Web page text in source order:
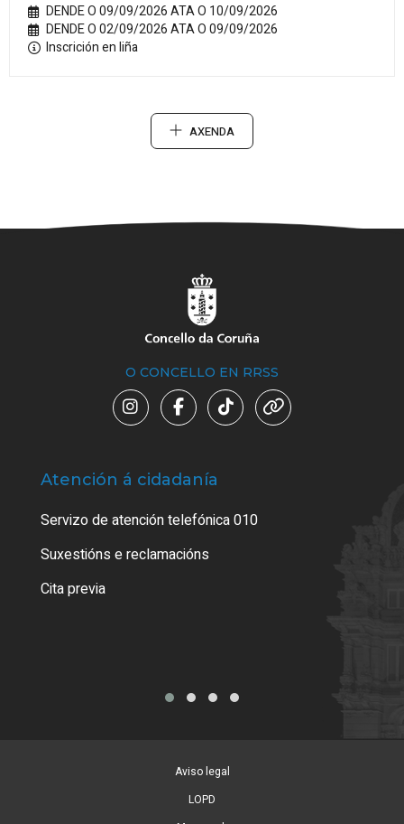
DENDE O 09/09/2026 ATA O 10/09/2026
DENDE O 02/09/2026 ATA O 09/09/2026
Inscrición en liña
AXENDA
O CONCELLO EN RRSS
Atención á cidadanía
Servizo de atención telefónica 010
Suxestións e reclamacións
Cita previa
Aviso legal
LOPD